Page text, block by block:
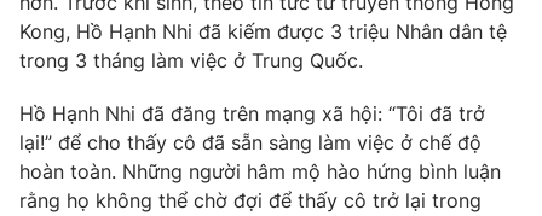
Hitech Công nghệ tương lai
Sản phẩm
Thị trường
Tư vấn
Giao lưu trực tuyến
Lịch phát sóng
Chuyên mục khác
Kong, Hồ Hạnh Nhi đã kiếm được 3 triệu Nhân dân tệ
trong 3 tháng làm việc ở Trung Quốc.
Hồ Hạnh Nhi đã đăng trên mạng xã hội: “Tôi đã trở
lại!” để cho thấy cô đã sẵn sàng làm việc ở chế độ
hoàn toàn. Những người hâm mộ hào hứng bình luận
rằng họ không thể chờ đợi để thấy cô trở lại trong